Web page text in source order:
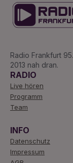
Radio Frankfurt
2013 nah dran.
RADIO
Live hören
Programm
Team
INFO
Datenschutz
Impressum